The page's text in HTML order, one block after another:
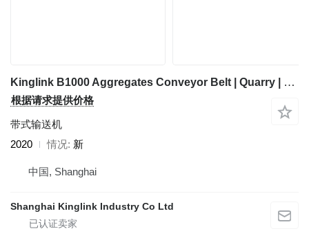
Kinglink B1000 Aggregates Conveyor Belt | Quarry | Stones | Mineral Sands
根据请求提供价格
带式输送机
2020
情况 新
中国, Shanghai
Shanghai Kinglink Industry Co Ltd